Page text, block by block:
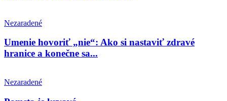
Nezaradené
Umenie hovoriť „nie“: Ako si nastaviť zdravé
hranice a konečne sa...
Nezaradené